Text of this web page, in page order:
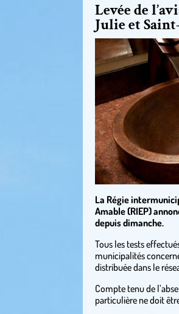
Levée de
Julie et
La Régie
Amable (RIEP)
depuis dimanche.
Tous les tests
municipalités
distribuée dans le
Compte tenu de
particulière ne doit